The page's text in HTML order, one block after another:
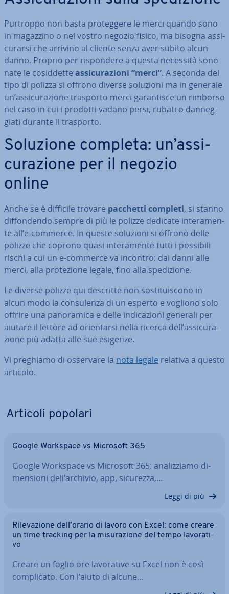
Purtroppo non basta pro­teg­ge­re le merci quando sono
in magazzino o nel vostro negozio fisico, ma bisogna as­si­
cu­rar­si che arrivino al cliente senza aver subito alcun
danno. Proprio per ri­spon­de­re a questa necessità sono
nate le co­sid­det­te as­si­cu­ra­zio­ni “merci”. A seconda del
tipo di polizza si offrono diverse soluzioni ma in generale
un’as­si­cu­ra­zio­ne trasporto merci ga­ran­ti­sce un rimborso
nel caso in cui i prodotti vadano persi, rubati o dan­neg­
gia­ti durante il trasporto.
Soluzione completa: un’as­si­
cu­ra­zio­ne per il negozio
online
Anche se è difficile trovare pacchetti completi, si stanno
dif­fon­den­do sempre di più le polizze dedicate in­te­ra­men­
te all’e-commerce. In queste soluzioni si offrono delle
polizze che coprono quasi in­te­ra­men­te tutti i possibili
rischi a cui un e-commerce va incontro: dai danni alle
merci, alla pro­te­zio­ne legale, fino alla spe­di­zio­ne.
Le diverse polizze qui descritte non so­sti­tui­sco­no in
alcun modo la con­su­len­za di un esperto e vogliono solo
offrire una pa­no­ra­mi­ca e delle in­di­ca­zio­ni generali per
aiutare il lettore ad orien­tar­si nella ricerca dell’as­si­cu­ra­
zio­ne più adatta alle sue esigenze.
Vi preghiamo di osservare la nota legale relativa a questo
articolo.
Articoli popolari
Google Workspace vs Microsoft 365
Google Workspace vs Microsoft 365: ana­liz­zia­mo di­
men­sio­ni dell’archivio, app, sicurezza,…
Leggi di più
Ri­le­va­zio­ne dell’orario di lavoro con Excel: come creare
un time tracking per la mi­su­ra­zio­ne del tempo la­vo­ra­ti­
vo
Creare un foglio ore la­vo­ra­ti­ve su Excel non è così
com­pli­ca­to. Con l’aiuto di alcune…